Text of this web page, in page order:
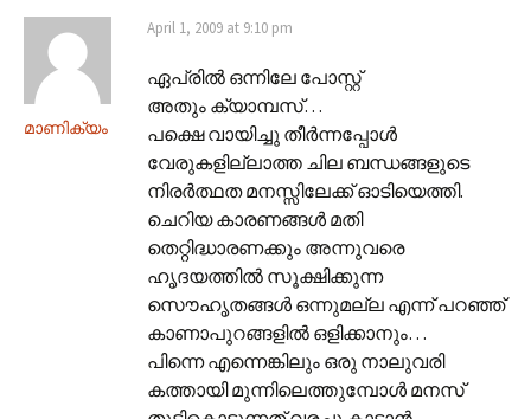
മാണിക്യം
April 1, 2009 at 9:10 pm
ഏപ്രില്‍ ഒന്നിലേ പോസ്റ്റ്
അതും ക്യാമ്പസ്…
പക്ഷെ വായിച്ചു തീര്‍ന്നപ്പോള്‍
വേരുകളില്ലാത്ത ചില ബന്ധങ്ങളുടെ
നിരര്‍ത്ഥത മനസ്സിലേക്ക് ഓടിയെത്തി.
ചെറിയ കാരണങ്ങള്‍ മതി
തെറ്റിദ്ധാരണക്കും അന്നുവരെ
ഹൃദയത്തില്‍ സൂക്ഷിക്കുന്ന
സൌഹൃതങ്ങള്‍ ഒന്നുമല്ല എന്ന് പറഞ്ഞ്
കാ‍ണാപുറങ്ങളില്‍ ഒളിക്കാനും…
പിന്നെ എന്നെങ്കിലും ഒരു നാലുവരി
കത്തായി മുന്നിലെത്തുമ്പോള്‍ മനസ്